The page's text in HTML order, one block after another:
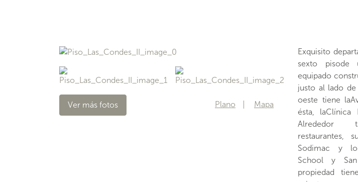
Exquisito
sexto
equipado
justo al lado
oeste tiene
ésta, laClínica
Alrededor
restaurantes,
Sodimac y
School y
propiedad
secadora),
comedor,un
termina con el
Los
tamaño, el
interior del
principal
terraza, doble
¿Te gustaría
Agenda tu
embajadores
Ver más fotos Plano Mapa